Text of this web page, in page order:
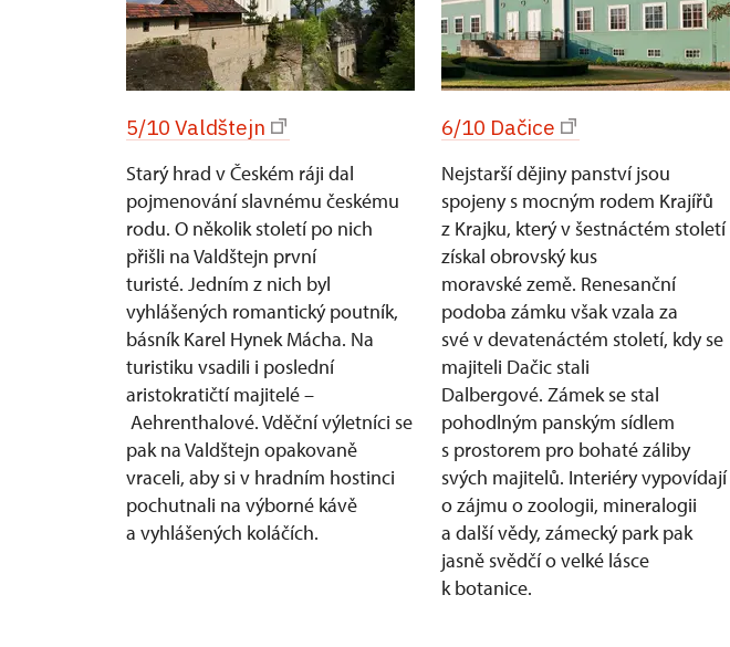
5/10 Valdštejn
Starý hrad v Českém ráji dal
pojmenování slavnému českému
rodu. O několik století po nich
přišli na Valdštejn první
turisté. Jedním z nich byl
vyhlášených romantický poutník,
básník Karel Hynek Mácha. Na
turistiku vsadili i poslední
aristokratičtí majitelé –
Aehrenthalové. Vděční výletníci se
pak na Valdštejn opakovaně
vraceli, aby si v hradním hostinci
pochutnali na výborné kávě
a vyhlášených koláčích.
6/10 Dačice
Nejstarší dějiny panství jsou
spojeny s mocným rodem Krajířů
z Krajku, který v šestnáctém století
získal obrovský kus
moravské země. Renesanční
podoba zámku však vzala za
své v devatenáctém století, kdy se
majiteli Dačic stali
Dalbergové. Zámek se stal
pohodlným panským sídlem
s prostorem pro bohaté záliby
svých majitelů. Interiéry vypovídají
o zájmu o zoologii, mineralogii
a další vědy, zámecký park pak
jasně svědčí o velké lásce
k botanice.